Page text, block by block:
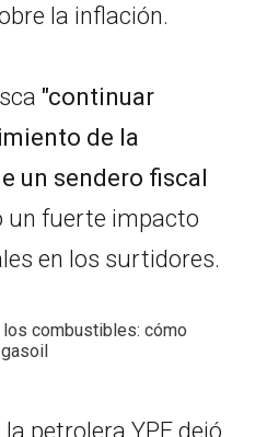
la inflación.
"continuar
de la
un sendero fiscal
un fuerte impacto
en los surtidores.
combustibles: cómo
petrolera YPF dejó